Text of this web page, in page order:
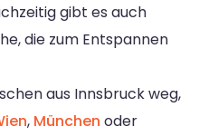
gibt es auch
die zum Entspannen
aus Innsbruck weg,
, München oder